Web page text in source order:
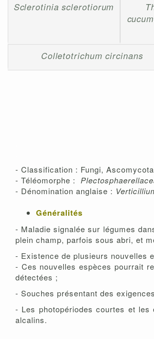
Sclerotinia sclerotiorum
Colletotrichum circinans
- Classification : Fungi,
- Téléomorphe :
- Dénomination anglaise :
Généralités
- Maladie signalée sur légumes
plein champ, parfois sous abri, et
- Existence de plusieurs nouvelles
- Ces nouvelles espèces pourrait
détectées ;
- Souches présentant des
- Les photopériodes courtes et
alcalins.